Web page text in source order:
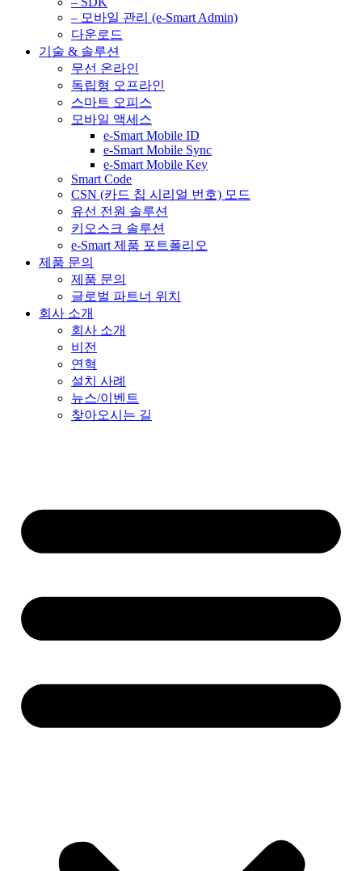
– 모바일 관리 (e-Smart Admin)
다운로드
기술 & 솔루션
무선 온라인
독립형 오프라인
스마트 오피스
모바일 액세스
e-Smart Mobile ID
e-Smart Mobile Sync
e-Smart Mobile Key
Smart Code
CSN (카드 칩 시리얼 번호) 모드
유선 전원 솔루션
키오스크 솔루션
e-Smart 제품 포트폴리오
제품 문의
제품 문의
글로벌 파트너 위치
회사 소개
회사 소개
비전
연혁
설치 사례
뉴스/이벤트
찾아오시는 길